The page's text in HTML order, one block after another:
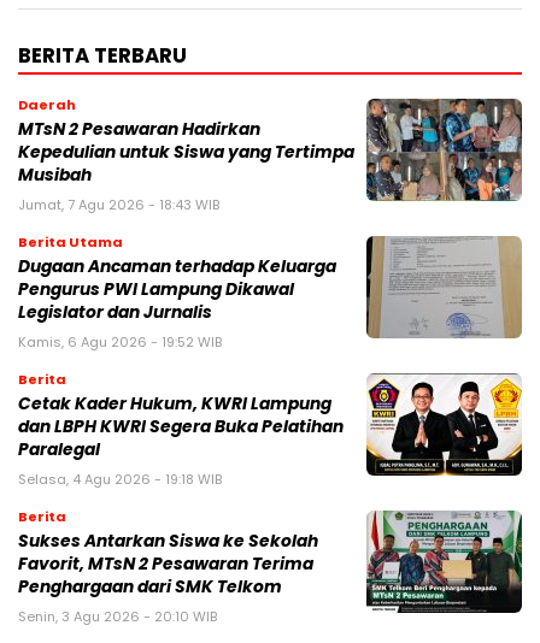
BERITA TERBARU
Daerah
MTsN 2 Pesawaran Hadirkan
Kepedulian untuk Siswa yang Tertimpa
Musibah
Jumat, 7 Agu 2026 - 18:43 WIB
Berita Utama
Dugaan Ancaman terhadap Keluarga
Pengurus PWI Lampung Dikawal
Legislator dan Jurnalis
Kamis, 6 Agu 2026 - 19:52 WIB
Berita
Cetak Kader Hukum, KWRI Lampung
dan LBPH KWRI Segera Buka Pelatihan
Paralegal
Selasa, 4 Agu 2026 - 19:18 WIB
Berita
Sukses Antarkan Siswa ke Sekolah
Favorit, MTsN 2 Pesawaran Terima
Penghargaan dari SMK Telkom
Senin, 3 Agu 2026 - 20:10 WIB